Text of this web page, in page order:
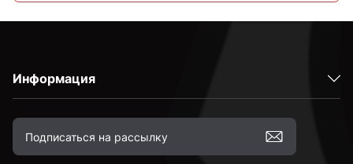
10 мм
12 мм
Информация